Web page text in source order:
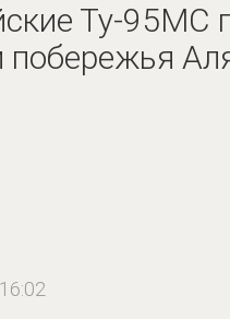
Ту-95МС
побережья